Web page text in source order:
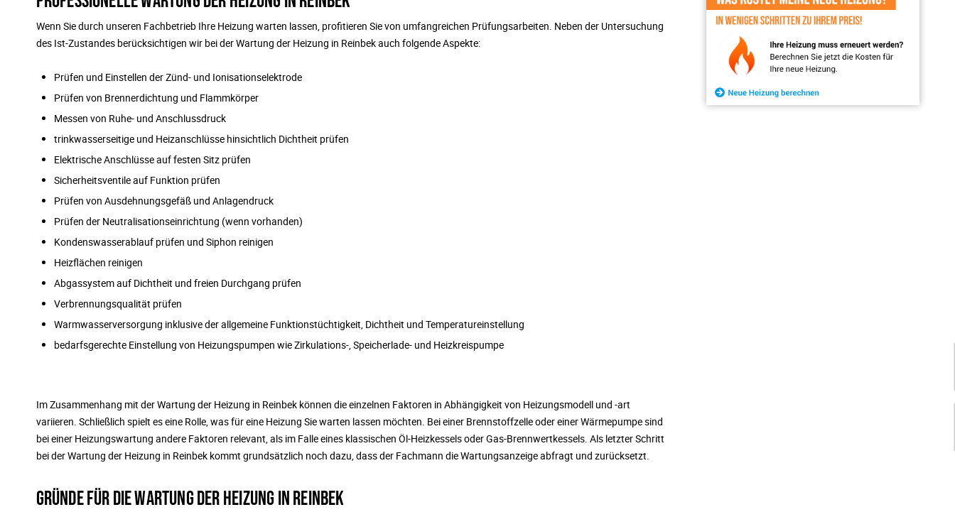
Wenn Sie durch unseren Fachbetrieb Ihre Heizung warten lassen, profitieren Sie von umfangreichen Prüfungsarbeiten. Neben der Untersuchung
des Ist-Zustandes berücksichtigen wir bei der Wartung der Heizung in Reinbek auch folgende Aspekte:
Prüfen und Einstellen der Zünd- und Ionisationselektrode
Prüfen von Brennerdichtung und Flammkörper
Messen von Ruhe- und Anschlussdruck
trinkwasserseitige und Heizanschlüsse hinsichtlich Dichtheit prüfen
Elektrische Anschlüsse auf festen Sitz prüfen
Sicherheitsventile auf Funktion prüfen
Prüfen von Ausdehnungsgefäß und Anlagendruck
Prüfen der Neutralisationseinrichtung (wenn vorhanden)
Kondenswasserablauf prüfen und Siphon reinigen
Heizflächen reinigen
Abgassystem auf Dichtheit und freien Durchgang prüfen
Verbrennungsqualität prüfen
Warmwasserversorgung inklusive der allgemeine Funktionstüchtigkeit, Dichtheit und Temperatureinstellung
bedarfsgerechte Einstellung von Heizungspumpen wie Zirkulations-, Speicherlade- und Heizkreispumpe
Im Zusammenhang mit der Wartung der Heizung in Reinbek können die einzelnen Faktoren in Abhängigkeit von Heizungsmodell und -art
variieren. Schließlich spielt es eine Rolle, was für eine Heizung Sie warten lassen möchten. Bei einer Brennstoffzelle oder einer Wärmepumpe sind
bei einer Heizungswartung andere Faktoren relevant, als im Falle eines klassischen Öl-Heizkessels oder Gas-Brennwertkessels. Als letzter Schritt
bei der Wartung der Heizung in Reinbek kommt grundsätzlich noch dazu, dass der Fachmann die Wartungsanzeige abfragt und zurücksetzt.
GRÜNDE FÜR DIE WARTUNG DER HEIZUNG IN REINBEK